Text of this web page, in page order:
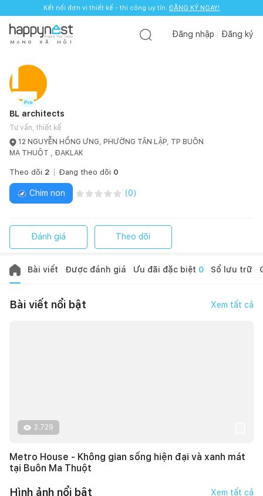
Kết nối đơn vị thiết kế - thi công uy tín. ĐĂNG KÝ NGAY!
M Ạ N G X Ã H Ộ I
Đăng nhập Đăng ký
BL architects
Tư vấn, thiết kế
12 NGUYỄN HỒNG ƯNG, PHƯỜNG TÂN LẬP, TP BUÔN
MA THUỘT , ĐAKLAK
Theo dõi 2 Đang theo dõi 0
Chim non (0)
Đánh giá Theo dõi
Bài viết Được đánh giá Ưu đãi đặc biệt 0 Sổ lưu trữ
Bài viết nổi bật Xem tất cả
2.729
Metro House - Không gian sống hiện đại và xanh mát
tại Buôn Ma Thuột
Hình ảnh nổi bật Xem tất cả